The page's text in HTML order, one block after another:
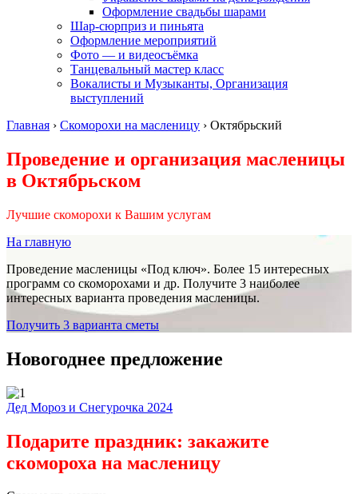
Оформление свадьбы шарами
Шар-сюрприз и пиньята
Оформление мероприятий
Фото — и видеосъёмка
Танцевальный мастер класс
Вокалисты и Музыканты, Организация
выступлений
Главная › Скоморохи на масленицу › Октябрьский
Проведение и организация масленицы
в Октябрьском
Лучшие скоморохи к Вашим услугам
На главную
Проведение масленицы «Под ключ». Более 15 интересных
программ со скоморохами и др. Получите 3 наиболее
интересных варианта проведения масленицы.
Получить 3 варианта сметы
Новогоднее предложение
Дед Мороз и Снегурочка 2024
Подарите праздник: закажите
скомороха на масленицу